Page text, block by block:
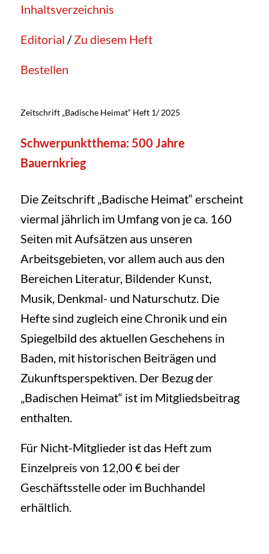
Inhaltsverzeichnis
Editorial /Zu diesem Heft
Bestellen
Zeitschrift „Badische Heimat“ Heft 1/ 2025
Schwerpunktthema: 500 Jahre
Bauernkrieg
Die Zeitschrift „Badische Heimat“ erscheint
viermal jährlich im Umfang von je ca. 160
Seiten mit Aufsätzen aus unseren
Arbeitsgebieten, vor allem auch aus den
Bereichen Literatur, Bildender Kunst,
Musik, Denkmal- und Naturschutz. Die
Hefte sind zugleich eine Chronik und ein
Spiegelbild des aktuellen Geschehens in
Baden, mit historischen Beiträgen und
Zukunftsperspektiven. Der Bezug der
„Badischen Heimat“ ist im Mitgliedsbeitrag
enthalten.
Für Nicht-Mitglieder ist das Heft zum
Einzelpreis von 12,00 € bei der
Geschäftsstelle oder im Buchhandel
erhältlich.